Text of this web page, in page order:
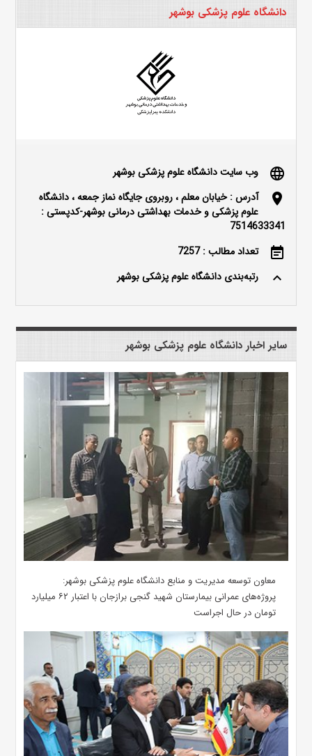
دانشگاه علوم پزشکی بوشهر
language وب سایت دانشگاه علوم پزشکی بوشهر
location_on
آدرس : خیابان معلم ، روبروی جایگاه نماز جمعه ، دانشگاه
علوم پزشکی و خدمات بهداشتی درمانی بوشهر-کدپستی :
7514633341
event_note تعداد مطالب : 7257
keyboard_arrow_up رتبه‌بندی دانشگاه علوم پزشکی بوشهر
سایر اخبار دانشگاه علوم پزشکی بوشهر
معاون توسعه مدیریت و منابع دانشگاه علوم پزشکی بوشهر:
پروژه‌های عمرانی بیمارستان شهید گنجی برازجان با اعتبار ۶۲ میلیارد
تومان در حال اجراست